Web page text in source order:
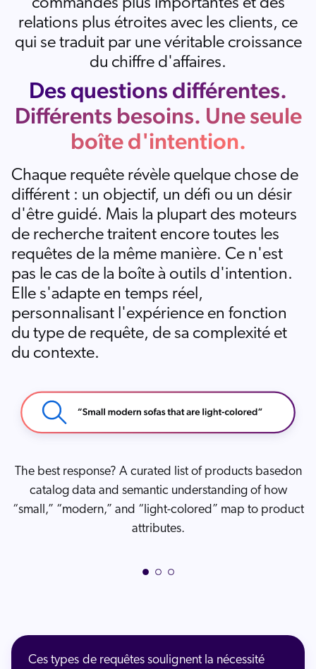
relations plus étroites avec les clients, ce
qui se traduit par une véritable croissance
du chiffre d'affaires.
Des questions différentes.
Différents besoins. Une seule
boîte d'intention.
Chaque requête révèle quelque chose de
différent : un objectif, un défi ou un désir
d'être guidé. Mais la plupart des moteurs
de recherche traitent encore toutes les
requêtes de la même manière. Ce n'est
pas le cas de la boîte à outils d'intention.
Elle s'adapte en temps réel,
personnalisant l'expérience en fonction
du type de requête, de sa complexité et
du contexte.
This calls for expert advice — articles, buyer guides,or
product descriptions powered by GenAI that
summarize the best options and even surface relevant
Ces types de requêtes soulignent la nécessité